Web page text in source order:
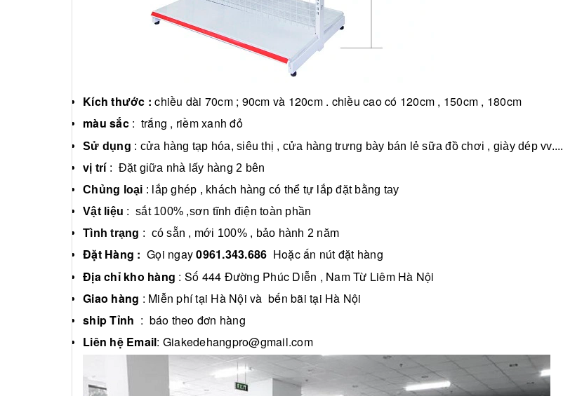
Kích thước : chiều dài 70cm ; 90cm và 120cm . chiều cao có 120cm , 150cm , 180cm
màu sắc: trắng , riềm xanh đỏ
Sử dụng : cửa hàng tạp hóa, siêu thị , cửa hàng trưng bày bán lẻ sữa đồ chơi , giày dép vv....
vị trí : Đặt giữa nhà lấy hàng 2 bên
Chủng loại : lắp ghép , khách hàng có thể tự lắp đặt bằng tay
Vật liệu : sắt 100% ,sơn tĩnh điện toàn phần
Tình trạng : có sẵn , mới 100% , bảo hành 2 năm
Đặt Hàng : Gọi ngay0961.343.686 Hoặc ấn nút đặt hàng
Địa chỉ kho hàng : Số 444 Đường Phúc Diễn , Nam Từ Liêm Hà Nội
Giao hàng : Miễn phí tại Hà Nội và bến bãi tại Hà Nội
ship Tỉnh : báo theo đơn hàng
Liên hệ Email: Giakedehangpro@gmail.com